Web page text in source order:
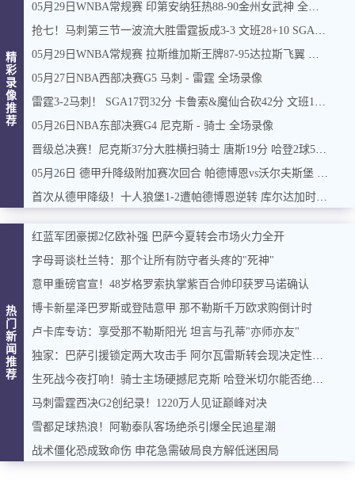
精
彩
录
像
推
荐
05月29日WNBA常规赛 印第安纳狂热88-90金州女武神 全场集锦
抢七！马刺第三节一波流大胜雷霆扳成3-3 文班28+10 SGA18中6
05月29日WNBA常规赛 拉斯维加斯王牌87-95达拉斯飞翼 全场集锦
05月27日NBA西部决赛G5 马刺 - 雷霆 全场录像
雷霆3-2马刺！ SGA17罚32分 卡鲁索&魔仙合砍42分 文班15中4
05月26日NBA东部决赛G4 尼克斯 - 骑士 全场录像
晋级总决赛！尼克斯37分大胜横扫骑士 唐斯19分 哈登2球5失误
05月26日 德甲升降级附加赛次回合 帕德博恩vs沃尔夫斯堡 全场录像
首次从德甲降级！十人狼堡1-2遭帕德博恩逆转 库尔达加时赛制胜
热
门
新
闻
推
荐
红蓝军团豪掷2亿欧补强 巴萨今夏转会市场火力全开
字母哥谈杜兰特：那个让所有防守者头疼的"死神"
意甲重磅官宣！48岁格罗索执掌紫百合帅印获罗马诺确认
博卡新星泽巴罗斯或登陆意甲 那不勒斯千万欧求购倒计时
卢卡库专访：享受那不勒斯阳光 坦言与孔蒂"亦师亦友"
独家：巴萨引援锁定两大攻击手 阿尔瓦雷斯转会现决定性进展
生死战今夜打响！骑士主场硬撼尼克斯 哈登米切尔能否绝地反击？
马刺雷霆西决G2创纪录！1220万人见证巅峰对决
雪都足球热浪！阿勒泰队客场绝杀引爆全民追星潮
战术僵化恐成致命伤 申花急需破局良方解低迷困局